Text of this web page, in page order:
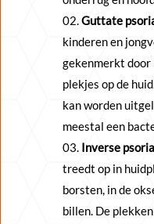
Guttate
kinderen en
gekenmerkt door
plekjes op de
kan worden
meestal een
Inverse
treedt op in
borsten, in de
billen. De